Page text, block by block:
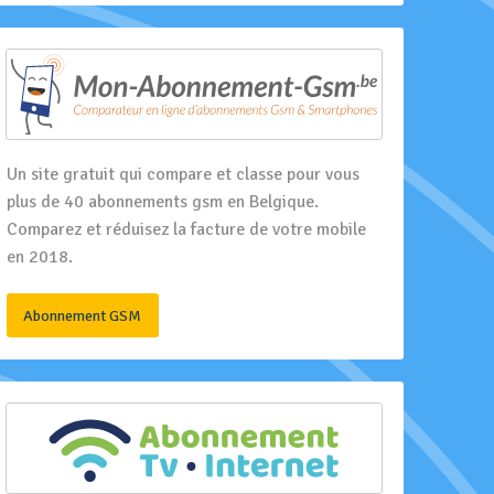
Un site gratuit qui compare et classe pour vous
plus de 40 abonnements gsm en Belgique.
Comparez et réduisez la facture de votre mobile
en 2018.
Abonnement GSM